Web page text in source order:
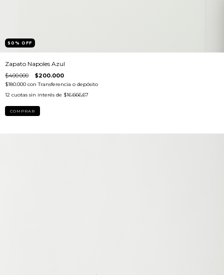
50 % OFF
Zapato Napoles Azul
$400.000 $200.000
$180.000 con Transferencia o depósito
12 cuotas sin interés de $16.666,67
COMPRAR